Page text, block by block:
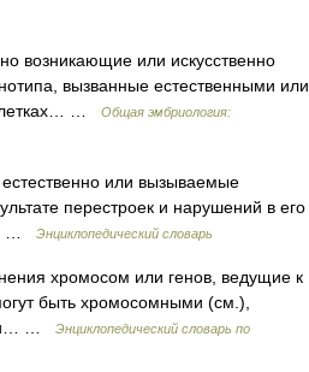
или искусственно
вызванные естественными или
…
Общая эмбриология:
или вызываемые
перестроек и нарушений в его
…
Энциклопедический словарь
хромосом или генов, ведущие к
быть хромосомными (см.),
и… …
Энциклопедический словарь по